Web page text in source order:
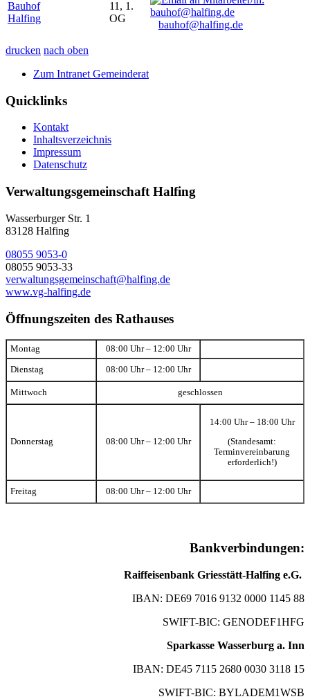
Bauhof
Halfing
11, 1.
OG
bauhof@halfing.de
drucken nach oben
Zum Intranet Gemeinderat
Quicklinks
Kontakt
Inhaltsverzeichnis
Impressum
Datenschutz
Verwaltungsgemeinschaft Halfing
Wasserburger Str. 1
83128 Halfing
08055 9053-0
08055 9053-33
verwaltungsgemeinschaft@halfing.de
www.vg-halfing.de
Öffnungszeiten des Rathauses
Montag 08:00 Uhr – 12:00 Uhr
Dienstag 08:00 Uhr – 12:00 Uhr
Mittwoch geschlossen
Donnerstag 08:00 Uhr – 12:00 Uhr
14:00 Uhr – 18:00 Uhr
(Standesamt:
Terminvereinbarung
erforderlich!)
Freitag 08:00 Uhr – 12:00 Uhr
Bankverbindungen:
Raiffeisenbank Griesstätt-Halfing e.G.
IBAN: DE69 7016 9132 0000 1145 88
SWIFT-BIC: GENODEF1HFG
Sparkasse Wasserburg a. Inn
IBAN: DE45 7115 2680 0030 3118 15
SWIFT-BIC: BYLADEM1WSB